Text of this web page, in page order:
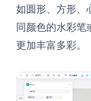
AI生成甘特图
AI生成组织结构图
如圆形、方形、
同颜色的水彩笔
更加丰富多彩。